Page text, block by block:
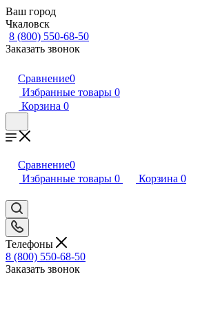
Ваш город
Чкаловск
8 (800) 550-68-50
Заказать звонок
Сравнение0
Избранные товары 0
Корзина 0
Сравнение0
Избранные товары 0 Корзина 0
Телефоны
8 (800) 550-68-50
Заказать звонок